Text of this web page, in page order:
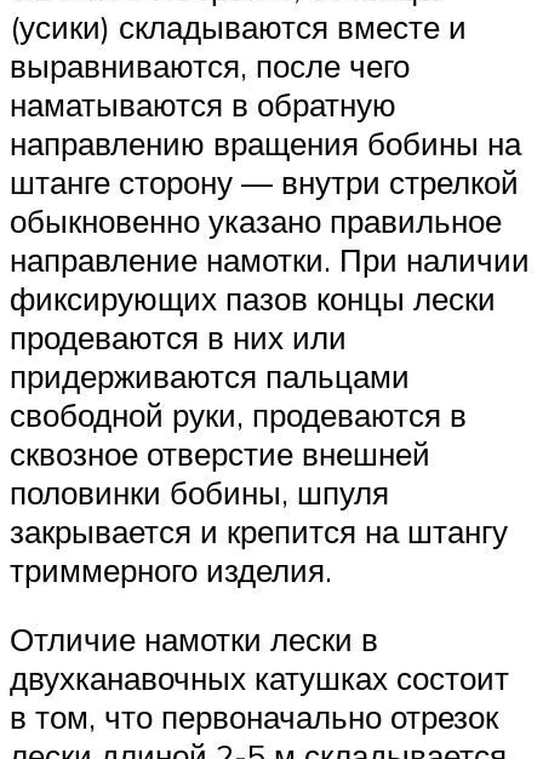
(усики) складываются вместе и
выравниваются, после чего
наматываются в обратную
направлению вращения бобины на
штанге сторону — внутри стрелкой
обыкновенно указано правильное
направление намотки. При наличии
фиксирующих пазов концы лески
продеваются в них или
придерживаются пальцами
свободной руки, продеваются в
сквозное отверстие внешней
половинки бобины, шпуля
закрывается и крепится на штангу
триммерного изделия.
Отличие намотки лески в
двухканавочных катушках состоит
в том, что первоначально отрезок